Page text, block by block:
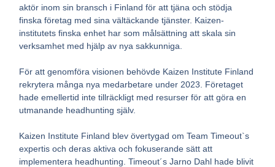
aktör inom sin bransch i Finland för att tjäna och stödja
finska företag med sina vältäckande tjänster. Kaizen-
institutets finska enhet har som målsättning att skala sin
verksamhet med hjälp av nya sakkunniga.
För att genomföra visionen behövde Kaizen Institute Finland
rekrytera många nya medarbetare under 2023. Företaget
hade emellertid inte tillräckligt med resurser för att göra en
utmanande headhunting själv.
Kaizen Institute Finland blev övertygad om Team Timeout`s
expertis och deras aktiva och fokuserande sätt att
implementera headhunting. Timeout´sJarno Dahl hade blivit